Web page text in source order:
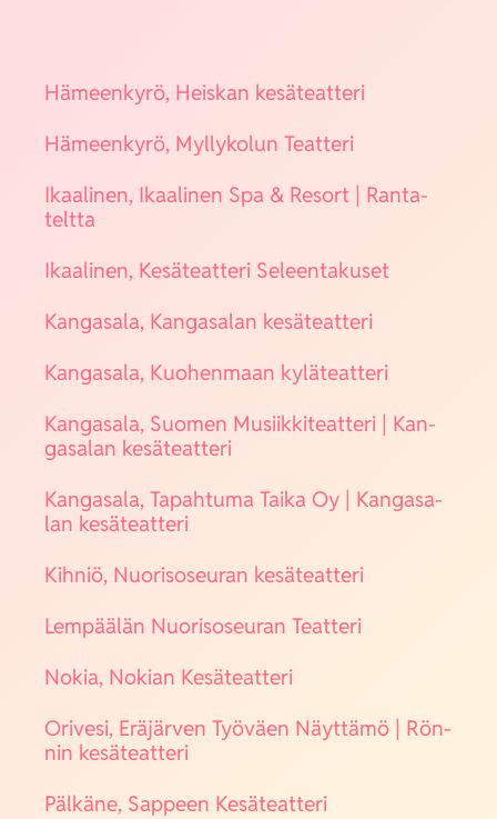
Hämeen­ky­rö, Heis­kan kesä­teat­te­ri
Hämeen­ky­rö, Myl­ly­ko­lun Teat­te­ri
Ikaa­li­nen, Ikaa­li­nen Spa & Resort | Ran­ta­
telt­ta
Ikaa­li­nen, Kesä­teat­te­ri Seleen­ta­kuset
Kan­ga­sa­la, Kan­ga­sa­lan kesä­teat­te­ri
Kan­ga­sa­la, Kuo­hen­maan kylä­teat­te­ri
Kan­ga­sa­la, Suo­men Musiik­ki­teat­te­ri | Kan­
ga­sa­lan kesä­teat­te­ri
Kan­ga­sa­la, Tapah­tu­ma Tai­ka Oy | Kan­ga­sa­
lan kesä­teat­te­ri
Kih­niö, Nuo­ri­so­seu­ran kesä­teat­te­ri
Lem­pää­län Nuo­ri­so­seu­ran Teat­te­ri
Nokia, Nokian Kesä­teat­te­ri
Ori­ve­si, Erä­jär­ven Työ­väen Näyt­tä­mö | Rön­
nin kesä­teat­te­ri
Päl­kä­ne, Sap­peen Kesä­teat­te­ri